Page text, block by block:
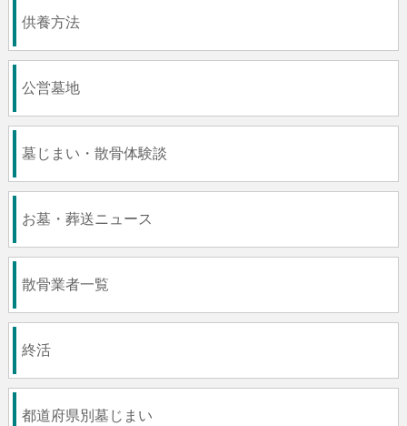
供養方法
公営墓地
墓じまい・散骨体験談
お墓・葬送ニュース
散骨業者一覧
終活
都道府県別墓じまい